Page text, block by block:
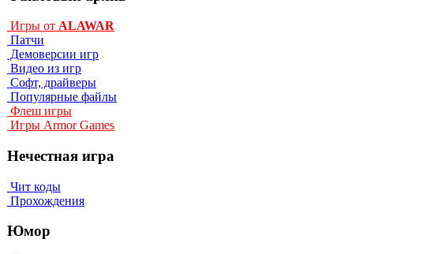
Игры от ALAWAR
Патчи
Демоверсии игр
Видео из игр
Софт, драйверы
Популярные файлы
Флеш игры
Игры Armor Games
Нечестная игра
Чит коды
Прохождения
Юмор